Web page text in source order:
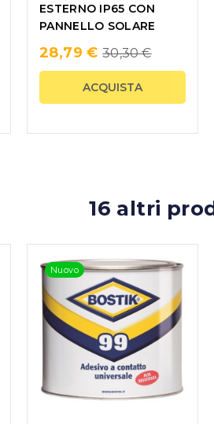
ESTERNO IP65 CON
PANNELLO SOLARE
28,79 € Regular
price
30,30 €
ACQUISTA
16 altri
Nuovo